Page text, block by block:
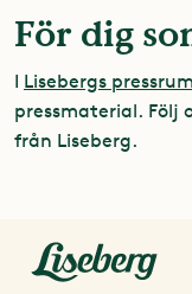
För dig
I Lisebergs
pressmaterial. Följ
från Liseberg.